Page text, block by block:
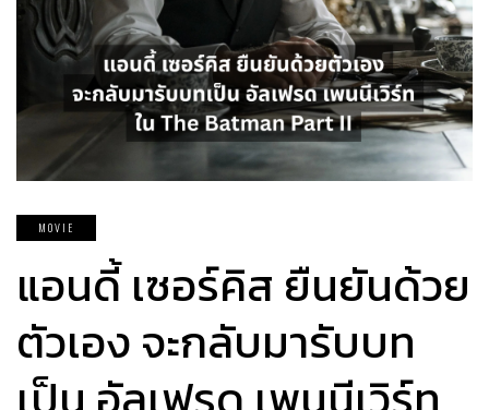
MOVIE
แอนดี้ เซอร์คิส ยืนยันด้วย
ตัวเอง จะกลับมารับบท